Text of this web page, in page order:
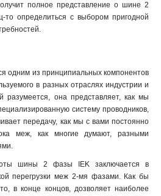
полное представление о шине 2
определиться с выбором пригодной
одним из принципиальных компонентов
в разных отраслях индустрии и
она представляет, как мы
систему проводников,
передачу, как мы с вами постоянно
меж, как многие думают, разными
шины 2 фазы IEK заключается в
перегрузки меж 2-мя фазами. Как бы
в конце концов, дозволяет наиболее